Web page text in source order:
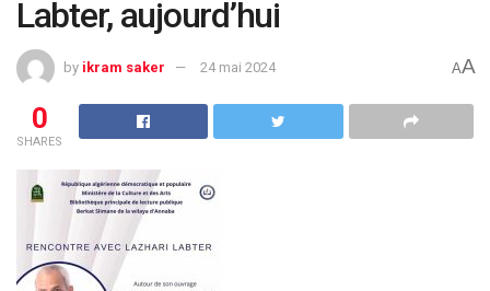
Labter, aujourd’hui
by ikram saker 24 mai 2024 AA
0
SHARES